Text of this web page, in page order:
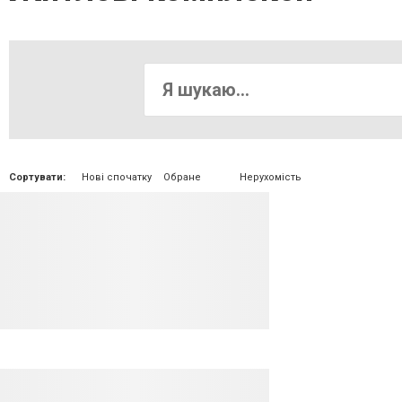
Сортувати: Нові спочатку Обране Нерухомість